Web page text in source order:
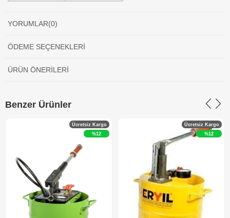
YORUMLAR(0)
ÖDEME SEÇENEKLERI
ÜRÜN ÖNERILERI
Benzer Ürünler
Ücretsiz Kargo
%12
Ücretsiz Kargo
%12